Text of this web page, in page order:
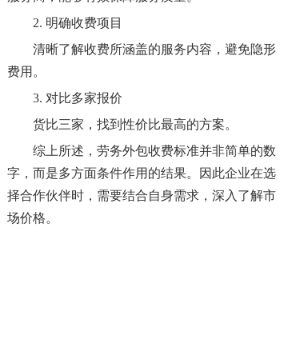
2. 明确收费项目
清晰了解收费所涵盖的服务内容，避免隐形
费用。
3. 对比多家报价
货比三家，找到性价比最高的方案。
综上所述，劳务外包收费标准并非简单的数
字，而是多方面条件作用的结果。因此企业在选
择合作伙伴时，需要结合自身需求，深入了解市
场价格。